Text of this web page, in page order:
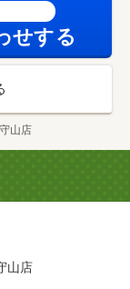
せする
山店
山店